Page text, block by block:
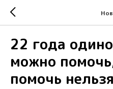
22 года
можно
помочь